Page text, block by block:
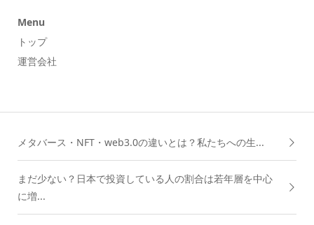
Menu
トップ
運営会社
メタバース・NFT・web3.0の違いとは？私たちへの生...
まだ少ない？日本で投資している人の割合は若年層を中心
に増...